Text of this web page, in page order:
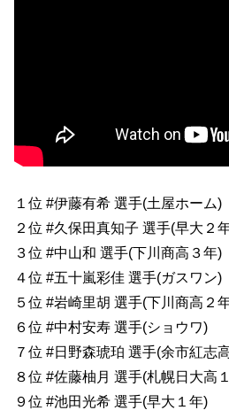
１位 #伊藤有希 選手(土屋ホーム)
２位 #久保田真知子 選手(早大２
３位 #中山和 選手(下川商高３年)
４位 #五十嵐彩佳 選手(ガスワン)
５位 #岩崎里胡 選手(下川商高２
６位 #中村安寿 選手(ショウワ)
７位 #日野森琥珀 選手(余市紅志
８位 #佐藤柚月 選手(札幌日大高
９位 #池田光希 選手(早大１年)